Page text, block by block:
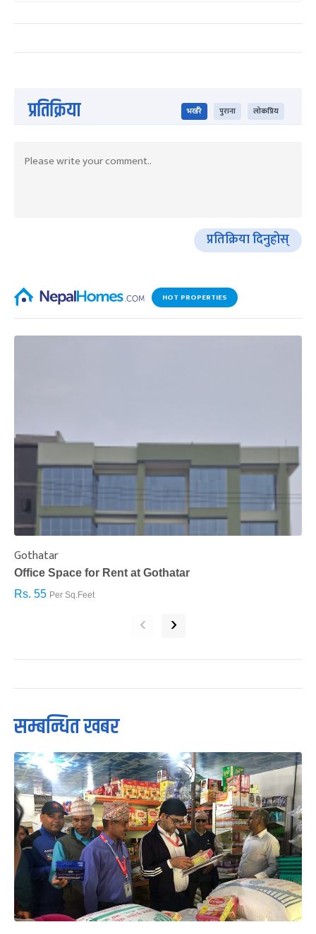
प्रतिक्रिया भर्खरै पुराना लोकप्रिय
प्रतिक्रिया दिनुहोस्
HOT PROPERTIES
Gothatar
Office Space for Rent at Gothatar
Rs. 55 Per Sq.Feet
‹ ›
सम्बन्धित खबर